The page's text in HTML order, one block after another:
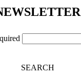
SEARCH